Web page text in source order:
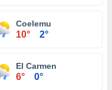
Coelemu
10° 2°
El Carmen
6° 0°